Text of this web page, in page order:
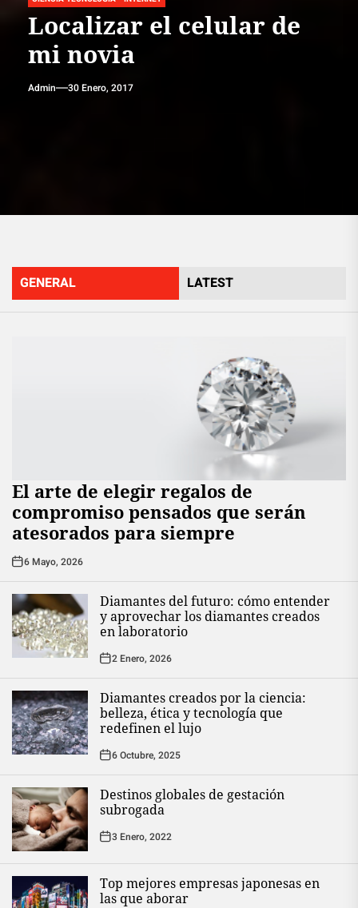
Localizar el celular de
mi novia
Admin 30 Enero, 2017
GENERAL LATEST
El arte de elegir regalos de
compromiso pensados que serán
atesorados para siempre
6 Mayo, 2026
Diamantes del futuro: cómo entender
y aprovechar los diamantes creados
en laboratorio
2 Enero, 2026
Diamantes creados por la ciencia:
belleza, ética y tecnología que
redefinen el lujo
6 Octubre, 2025
Destinos globales de gestación
subrogada
3 Enero, 2022
Top mejores empresas japonesas en
las que aborar